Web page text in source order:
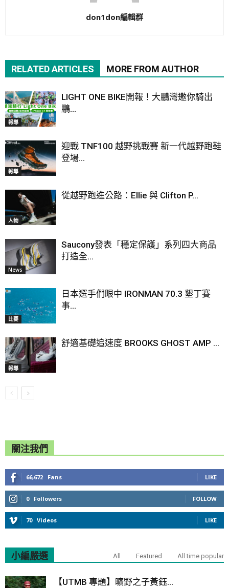
don1don編輯群
RELATED ARTICLES MORE FROM AUTHOR
報導
LIGHT ONE BIKE開報！大鵬灣邀你騎出
鵬...
報導
迎戰 TNF100 越野挑戰賽 新一代越野跑鞋
登場...
人物
從越野跑進公路：Ellie 與 Clifton P...
News
Saucony發表「穩定保護」系列四大商品
打造全...
比賽
日本選手們眼中 IRONMAN 70.3 墾丁賽
事...
報導
舒適基礎追速度 BROOKS GHOST AMP ...
關注我們
66,672 Fans LIKE
0 Followers FOLLOW
70 Videos LIKE
小編嚴選 All Featured All time popular
【UTMB 專題】曠野之子黃鈺...